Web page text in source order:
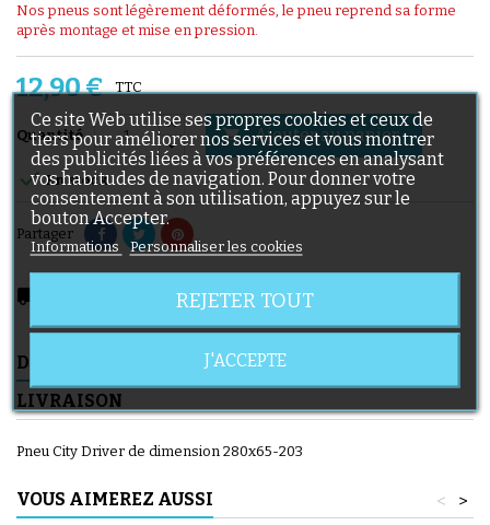
Nos pneus sont légèrement déformés, le pneu reprend sa forme
après montage et mise en pression.
12,90 € TTC
Quantité  Ajouter au panier
En stock
Partager
local_shipping Livraison prévue à partir du 08/08/2026
DESCRIPTION
DÉTAILS DU PRODUIT
LIVRAISON
Pneu City Driver de dimension 280x65-203
VOUS AIMEREZ AUSSI >
<
Ce site Web utilise ses propres cookies et ceux de
tiers pour améliorer nos services et vous montrer
des publicités liées à vos préférences en analysant
vos habitudes de navigation. Pour donner votre
consentement à son utilisation, appuyez sur le
bouton Accepter.
Informations Personnaliser les cookies
REJETER TOUT
J'ACCEPTE